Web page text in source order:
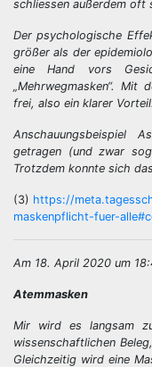
schliessen außerdem oft
Der psychologische
größer als der
eine Hand vors
„Mehrwegmasken“. Mit
frei, also ein klarer Vorteil.
Anschauungsbeispiel
getragen (und zwar
Trotzdem konnte sich
(3) https://
maskenpflicht-fuer-
Am 18. April 2020 um
Atemmasken
Mir wird es langsam
wissenschaftlichen
Gleichzeitig wird eine